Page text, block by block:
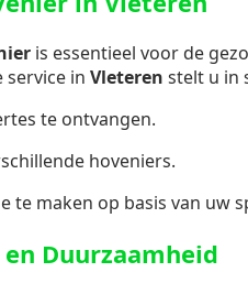
is essentieel voor de
service in Vleteren stelt u in
te ontvangen.
hoveniers.
te maken op basis van uw
Duurzaamheid